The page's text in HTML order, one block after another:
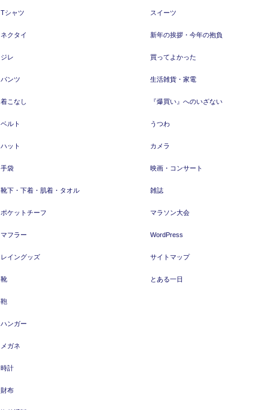
Tシャツ
ネクタイ
ジレ
パンツ
着こなし
ベルト
ハット
手袋
靴下・下着・肌着・タオル
ポケットチーフ
マフラー
レイングッズ
靴
鞄
ハンガー
メガネ
時計
財布
スイーツ
新年の挨拶・今年の抱負
買ってよかった
生活雑貨・家電
『爆買い』へのいざない
うつわ
カメラ
映画・コンサート
雑誌
マラソン大会
WordPress
サイトマップ
とある一日